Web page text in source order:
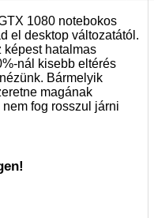
1080 notebokos
el desktop változatától.
képest hatalmas
nál kisebb eltérés
Bármelyik
magának
fog rosszul járni